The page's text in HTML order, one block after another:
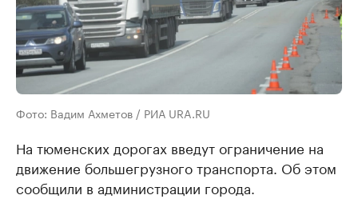
Фото: Вадим Ахметов / РИА URA.RU
На тюменских дорогах введут ограничение на
движение большегрузного транспорта. Об этом
сообщили в администрации города.